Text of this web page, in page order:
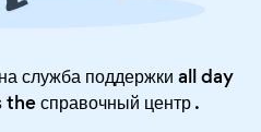
служба поддержки all day
theсправочный центр.